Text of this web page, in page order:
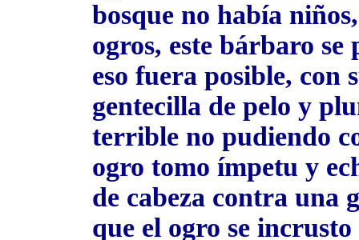
bosque no había
ogros, este bárbaro
eso fuera posible, con
gentecilla de pelo y
terrible no pudiendo
ogro tomo ímpetu y
de cabeza contra una
que el ogro se